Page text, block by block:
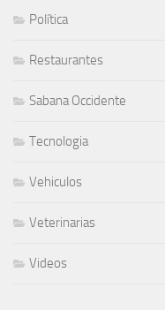
Política
Restaurantes
Sabana Occidente
Tecnologia
Vehiculos
Veterinarias
Videos